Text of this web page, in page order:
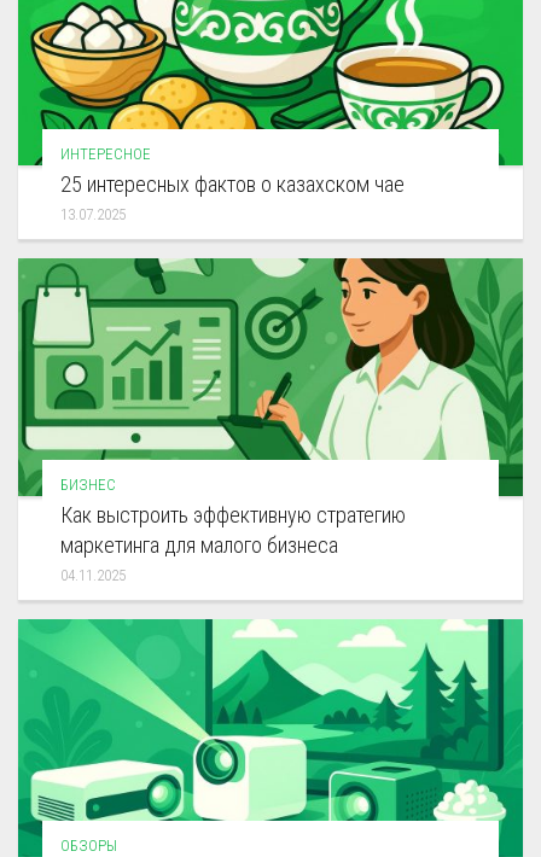
ИНТЕРЕСНОЕ
25 интересных фактов о казахском чае
13.07.2025
БИЗНЕС
Как выстроить эффективную стратегию
маркетинга для малого бизнеса
04.11.2025
ОБЗОРЫ